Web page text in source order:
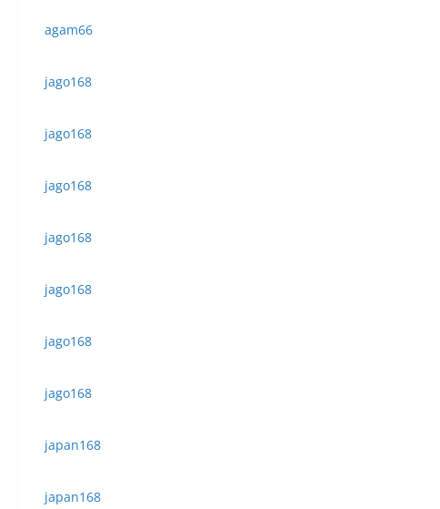
agam66
jago168
jago168
jago168
jago168
jago168
jago168
jago168
japan168
japan168